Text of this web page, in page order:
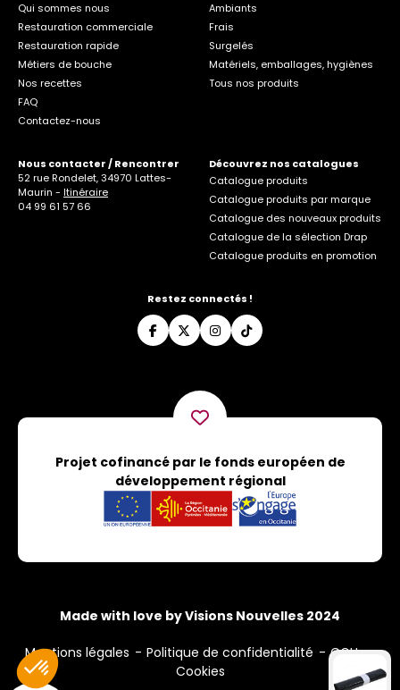
Qui sommes nous
Restauration commerciale
Restauration rapide
Métiers de bouche
Nos recettes
FAQ
Contactez-nous
Ambiants
Frais
Surgelés
Matériels, emballages, hygiènes
Tous nos produits
Nous contacter / Rencontrer
52 rue Rondelet, 34970 Lattes-
Maurin - Itinéraire
04 99 61 57 66
Découvrez nos catalogues
Catalogue produits
Catalogue produits par marque
Catalogue des nouveaux produits
Catalogue de la sélection Drap
Catalogue produits en promotion
Restez connectés !
Projet cofinancé par le fonds européen de
développement régional
Made with love by Visions Nouvelles 2024
Mentions légales Politique de confidentialité
CGU
Cookies